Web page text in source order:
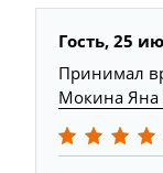
Гость, 25
Принимал
Мокина Яна